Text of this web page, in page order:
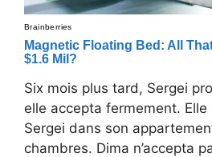
Six mois plus tard, Sergei
elle accepta fermement.
Sergei dans son
chambres. Dima n’accepta